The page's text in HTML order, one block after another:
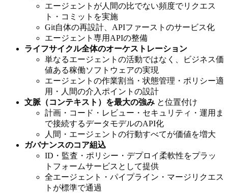
エージェントが人間の比でない頻度でリクエス
ト・コミットを実施
Git自体の再設計、APIファーストのサービス化
エージェント専用APIの整備
ライフサイクル全体のオーケストレーション
単なるエージェントの活動ではなく、ビジネス価
値ある稼働ソフトウェアの実現
エージェントの作業割当・状態管理・ポリシー適
用・人間の介入ポイントの設計
文脈（コンテキスト）を最大の強み と位置付け
計画・コード・レビュー・セキュリティ・運用ま
で接続するデータモデルのAPI化
人間・エージェントの行動すべてが価値を増大
ガバナンスのコア組込
ID・監査・ポリシー・デプロイ柔軟性をプラッ
トフォームサービスとして提供
全エージェント・パイプライン・マージリクエス
トが標準で通過